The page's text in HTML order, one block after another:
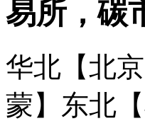
易所，碳
华北【北
蒙】 东北